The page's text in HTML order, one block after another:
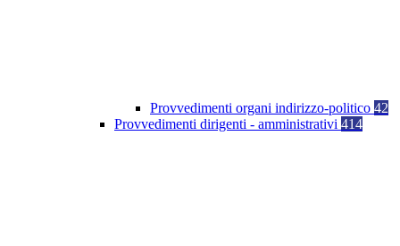
Provvedimenti organi indirizzo-politico 42
Provvedimenti dirigenti - amministrativi 414